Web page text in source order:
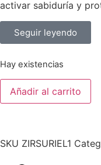
activar sabiduría y
Seguir leyendo
Hay existencias
Añadir al carrito
SKU ZIRSURIEL1